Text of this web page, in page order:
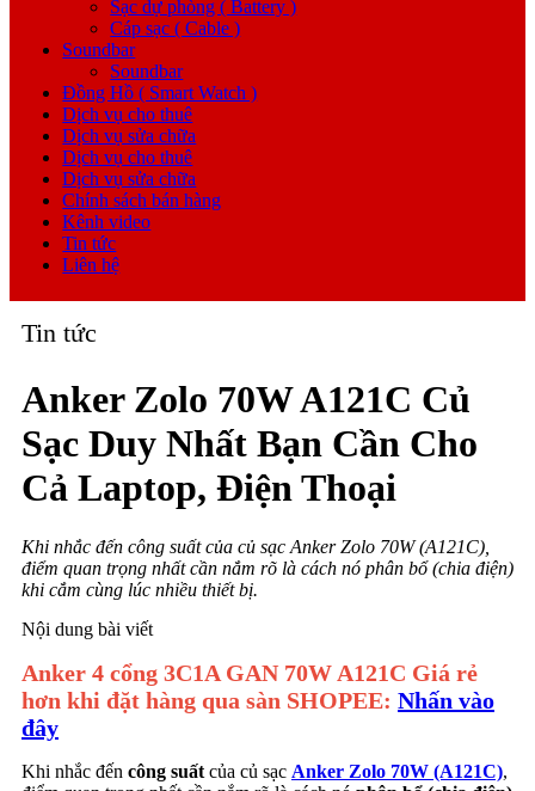
Sạc dự phòng ( Battery )
Cáp sạc ( Cable )
Soundbar
Soundbar
Đồng Hồ ( Smart Watch )
Dịch vụ cho thuê
Dịch vụ sửa chữa
Dịch vụ cho thuê
Dịch vụ sửa chữa
Chính sách bán hàng
Kênh video
Tin tức
Liên hệ
Tin tức
Anker Zolo 70W A121C Củ
Sạc Duy Nhất Bạn Cần Cho
Cả Laptop, Điện Thoại
Khi nhắc đến công suất của củ sạc Anker Zolo 70W (A121C),
điểm quan trọng nhất cần nắm rõ là cách nó phân bổ (chia điện)
khi cắm cùng lúc nhiều thiết bị.
Nội dung bài viết
Anker 4 cổng 3C1A GAN 70W A121C Giá rẻ
hơn khi đặt hàng qua sàn SHOPEE: Nhấn vào
đây
Khi nhắc đến công suất của củ sạc Anker Zolo 70W (A121C),